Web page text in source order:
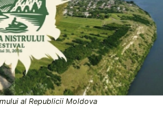
al Republicii Moldova